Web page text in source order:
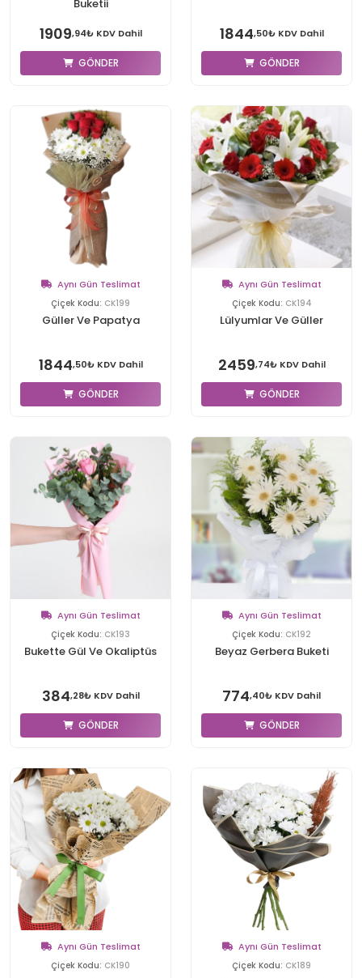
Buketii
1909,94₺ KDV Dahil
GÖNDER
1844,50₺ KDV Dahil
GÖNDER
Aynı Gün Teslimat
Çiçek Kodu: CK199
Güller Ve Papatya
1844,50₺ KDV Dahil
GÖNDER
Aynı Gün Teslimat
Çiçek Kodu: CK194
Lülyumlar Ve Güller
2459,74₺ KDV Dahil
GÖNDER
Aynı Gün Teslimat
Çiçek Kodu: CK193
Bukette Gül Ve Okaliptüs
384,28₺ KDV Dahil
GÖNDER
Aynı Gün Teslimat
Çiçek Kodu: CK192
Beyaz Gerbera Buketi
774,40₺ KDV Dahil
GÖNDER
Aynı Gün Teslimat
Çiçek Kodu: CK190
Aynı Gün Teslimat
Çiçek Kodu: CK189